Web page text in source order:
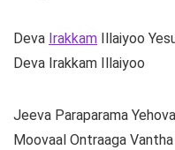
Deva Irakkam Illaiyoo
Deva Irakkam Illaiyoo
Jeeva Paraparama
Moovaal Ontraaga